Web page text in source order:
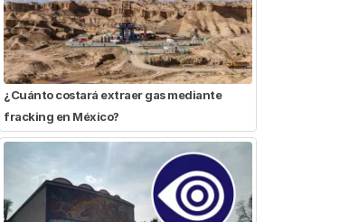
¿Cuánto costará extraer gas mediante
fracking en México?